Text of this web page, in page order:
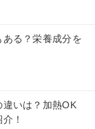
る？栄養成分を
いは？加熱OK
！